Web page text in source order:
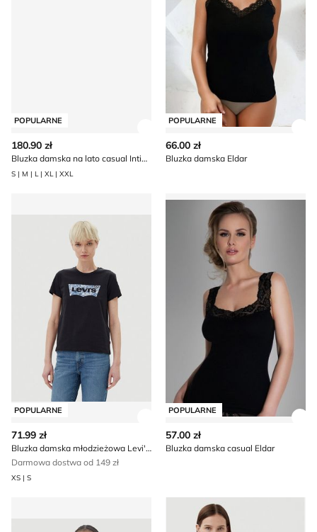
POPULARNE
180.90 zł
Bluzka damska na lato casual Intimica
S | M | L | XL | XXL
POPULARNE
66.00 zł
Bluzka damska Eldar
Bluzka damska młodzieżowa Levi's®
POPULARNE
71.99 zł
Bluzka damska młodzieżowa Levi's®
Darmowa dostwa od 149 zł
XS | S
Bluzka damska casual Eldar
POPULARNE
57.00 zł
Bluzka damska casual Eldar
Bluzka damska na wiosnę